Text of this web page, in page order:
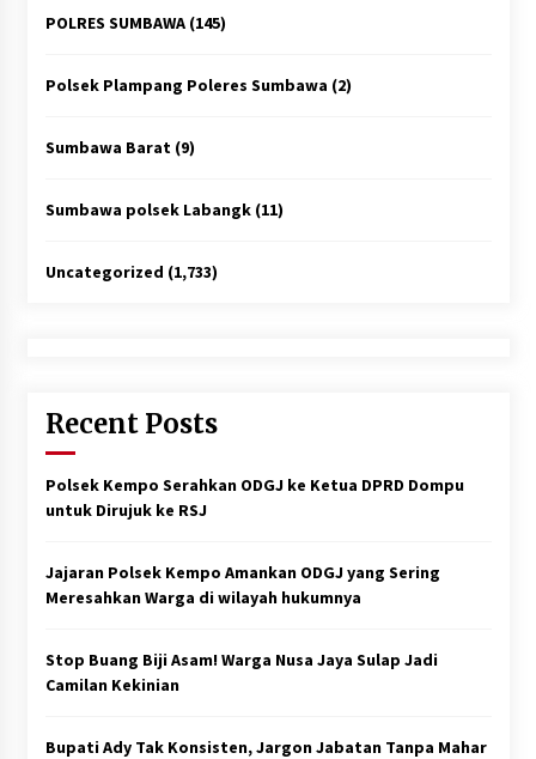
POLRES SUMBAWA(145)
Polsek Plampang Poleres Sumbawa (2)
Sumbawa Barat(9)
Sumbawa polsek Labangk(11)
Uncategorized (1,733)
Recent Posts
Polsek Kempo Serahkan ODGJ ke Ketua DPRD Dompu
untuk Dirujuk ke RSJ
Jajaran Polsek Kempo Amankan ODGJ yang Sering
Meresahkan Warga di wilayah hukumnya
Stop Buang Biji Asam! Warga Nusa Jaya Sulap Jadi
Camilan Kekinian
Bupati Ady Tak Konsisten, Jargon Jabatan Tanpa Mahar